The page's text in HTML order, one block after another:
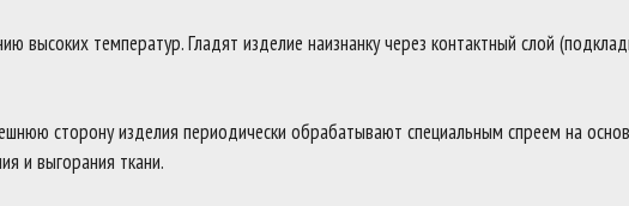
высоких температур. Гладят изделие наизнанку через контактный слой
сторону изделия периодически обрабатывают специальным спреем на
и выгорания ткани.